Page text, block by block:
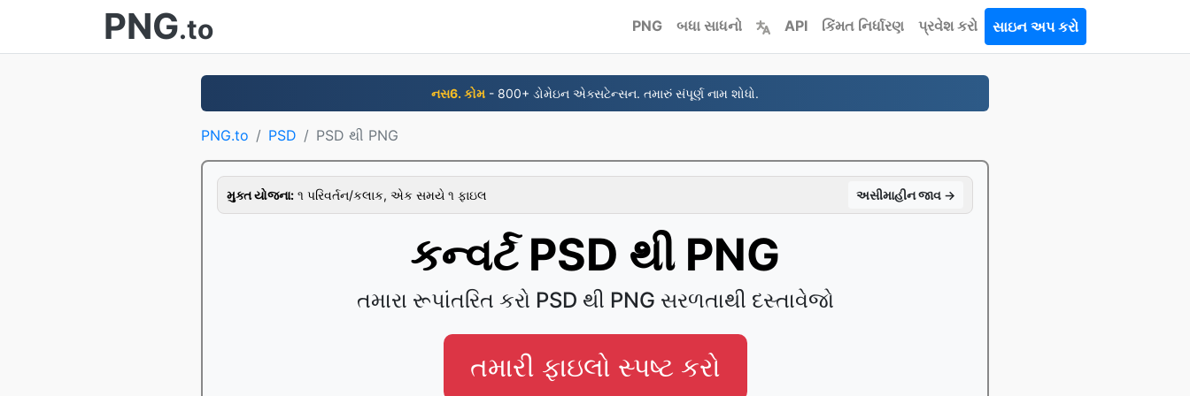
PNG.to PNG બધા સાધનો API કિંમત નિર્ધારણ પ્રવેશ કરો સાઇન અપ કરો
નસ6. કોમ - 800+ ડોમેઇન એક્સટેન્સન. તમારું સંપૂર્ણ નામ શોધો.
PNG.to PSD PSD થી PNG
મુક્ત યોજના: ૧ પરિવર્તન/કલાક, એક સમયે ૧ ફાઇલ અસીમાહીન જાવ →
કન્વર્ટ PSD થી PNG
તમારા રૂપાંતરિત કરો PSD થી PNG સરળતાથી દસ્તાવેજો
તમારી ફાઇલો સ્પષ્ટ કરો